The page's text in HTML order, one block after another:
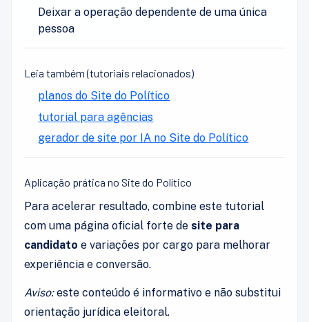
Deixar a operação dependente de uma única
pessoa
Leia também (tutoriais relacionados)
planos do Site do Político
tutorial para agências
gerador de site por IA no Site do Político
Aplicação prática no Site do Político
Para acelerar resultado, combine este tutorial
com uma página oficial forte de site para
candidato e variações por cargo para melhorar
experiência e conversão.
Aviso:este conteúdo é informativo e não substitui
orientação jurídica eleitoral.